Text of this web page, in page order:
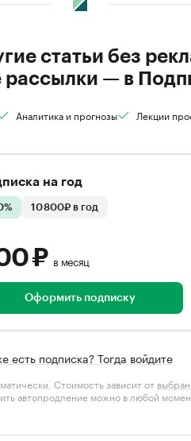
статьи без
— в
Аналитика и прогнозы Лекции
на год
10 800₽ в год
₽ в месяц
Оформить подписку
есть подписка? Тогда войдите
Стоимость зависит от
автопродление можно в любой